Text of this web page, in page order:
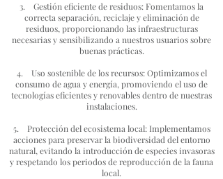
3. Gestión eficiente de residuos: Fomentamos la
correcta separación, reciclaje y eliminación de
residuos, proporcionando las infraestructuras
necesarias y sensibilizando a nuestros usuarios sobre
buenas prácticas.
4. Uso sostenible de los recursos: Optimizamos el
consumo de agua y energía, promoviendo el uso de
tecnologías eficientes y renovables dentro de nuestras
instalaciones.
5. Protección del ecosistema local: Implementamos
acciones para preservar la biodiversidad del entorno
natural, evitando la introducción de especies invasoras
y respetando los periodos de reproducción de la fauna
local.